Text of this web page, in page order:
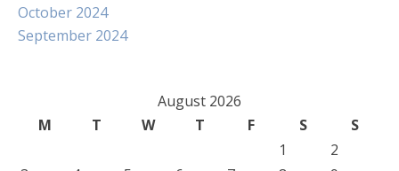
October 2024
September 2024
August 2026
M
T W T F S
S
1
2